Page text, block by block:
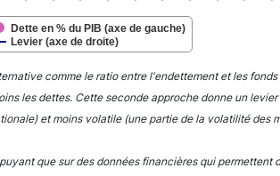
Dette en % du PIB (axe de gauche)
Levier (axe de droite)
comme le ratio entre l'endettement et les
les dettes. Cette seconde approche donne un
et moins volatile (une partie de la volatilité des
que sur des données financières qui permettent